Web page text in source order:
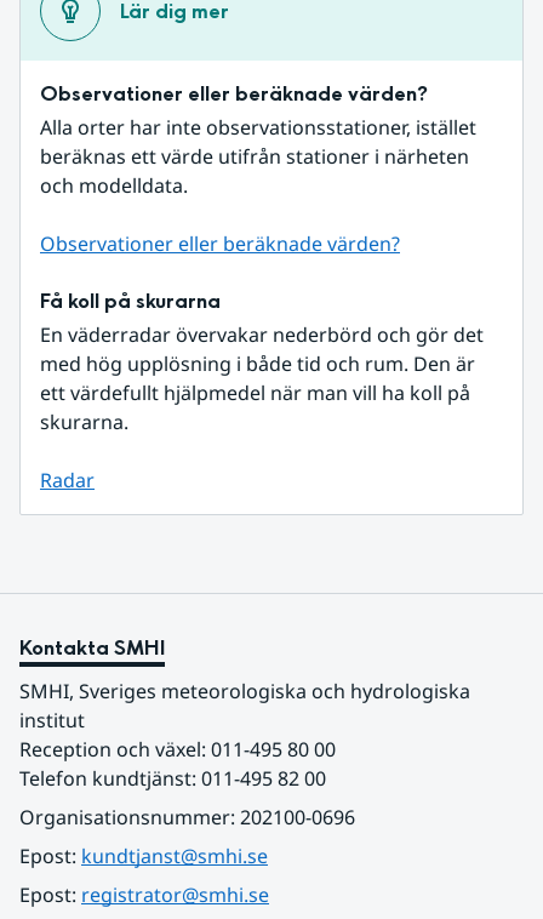
Lär dig mer
Observationer eller beräknade värden?
Alla orter har inte observationsstationer, istället
beräknas ett värde utifrån stationer i närheten
och modelldata.
Observationer eller beräknade värden?
Få koll på skurarna
En väderradar övervakar nederbörd och gör det
med hög upplösning i både tid och rum. Den är
ett värdefullt hjälpmedel när man vill ha koll på
skurarna.
Radar
Kontakta SMHI
SMHI, Sveriges meteorologiska och hydrologiska
institut
Reception och växel: 011-495 80 00
Telefon kundtjänst: 011-495 82 00
Organisationsnummer: 202100-0696
Epost: kundtjanst@smhi.se
Epost: registrator@smhi.se